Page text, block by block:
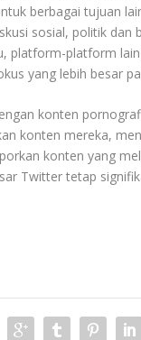
berbagai tujuan
sosial, politik dan
platform-platform
yang lebih besar
konten
konten mereka,
konten yang
Twitter tetap